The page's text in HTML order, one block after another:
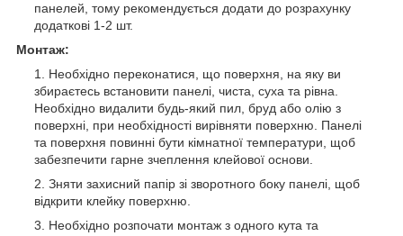
панелей, тому рекомендується додати до розрахунку
додаткові 1-2 шт.
Монтаж:
Необхідно переконатися, що поверхня, на яку ви
збираєтесь встановити панелі, чиста, суха та рівна.
Необхідно видалити будь-який пил, бруд або олію з
поверхні, при необхідності вирівняти поверхню. Панелі
та поверхня повинні бути кімнатної температури, щоб
забезпечити гарне зчеплення клейової основи.
Зняти захисний папір зі зворотного боку панелі, щоб
відкрити клейку поверхню.
Необхідно розпочати монтаж з одного кута та